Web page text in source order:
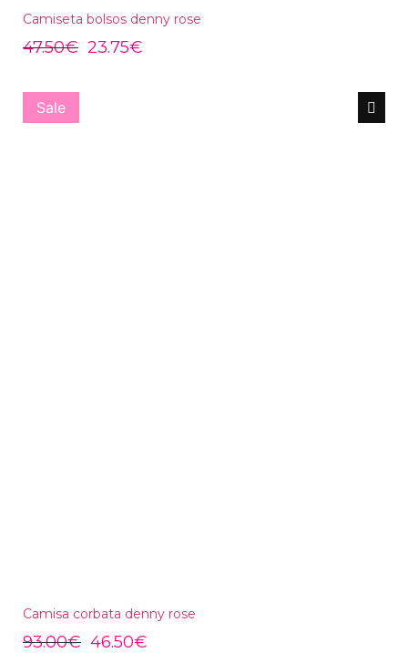
Camiseta bolsos denny rose
47.50€ 23.75€
Sale
Camisa corbata denny rose
93.00€ 46.50€